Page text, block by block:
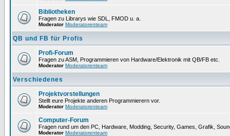
Bibliotheken
Fragen zu Librarys wie SDL, FMOD u. a.
Moderator Moderatorenteam
QB und FB für Profis
Profi-Forum
Fragen zu ASM, Programmieren von Hardware/Elektronik mit QB/FB etc.
Moderator Moderatorenteam
Verschiedenes
Projektvorstellungen
Stellt eure Projekte anderen Programmierern vor.
Moderator Moderatorenteam
Computer-Forum
Fragen rund um den PC, Hardware, Modding, Security, Games, Grafik,
Moderator Moderatorenteam